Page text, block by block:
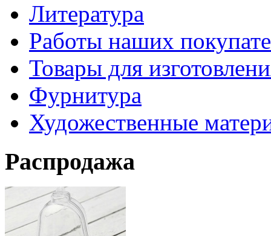
Литература
Работы наших
Товары для
Фурнитура
Художественные
Распродажа